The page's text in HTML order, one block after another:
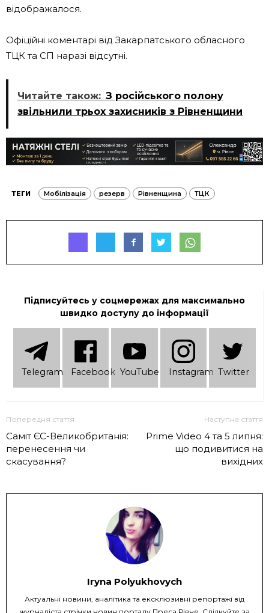
відображалося.
Офіційні коментарі від Закарпатського обласного
ТЦК та СП наразі відсутні.
Читайте також: З російського полону
звільнили трьох захисників з Рівненщини
ТЕГИ Мобілізація резерв Рівненщина ТЦК
Підписуйтесь у соцмережах для максимально
швидко доступу до інформації
Telеgram Facebook YouTube Instagram Twitter
Попередня стаття
Саміт ЄС-Великобританія:
перенесення чи
скасування?
Наступна стаття
Prime Video 4 та 5 липня:
що подивитися на
вихідних
Iryna Polyukhovych
Актуальні новини, аналітика та ексклюзивні репортажі від